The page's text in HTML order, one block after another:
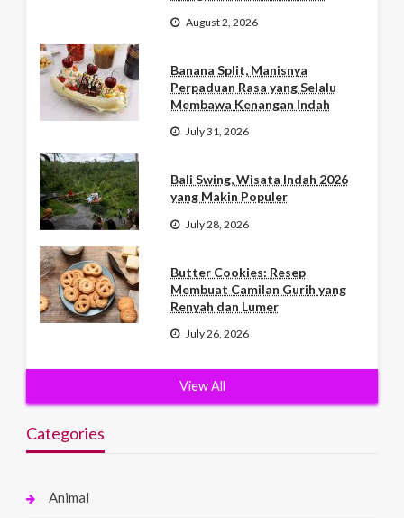
August 2, 2026
Banana Split, Manisnya
Perpaduan Rasa yang Selalu
Membawa Kenangan Indah
July 31, 2026
Bali Swing, Wisata Indah 2026
yang Makin Populer
July 28, 2026
Butter Cookies: Resep
Membuat Camilan Gurih yang
Renyah dan Lumer
July 26, 2026
View All
Categories
Animal